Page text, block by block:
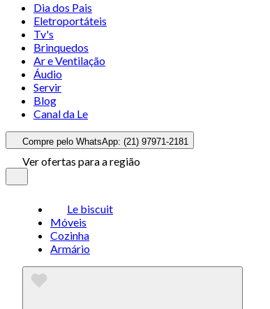
Dia dos Pais
Eletroportáteis
Tv's
Brinquedos
Ar e Ventilação
Áudio
Servir
Blog
Canal da Le
Compre pelo WhatsApp: (21) 97971-2181
Ver ofertas para a região
Le biscuit
Móveis
Cozinha
Armário